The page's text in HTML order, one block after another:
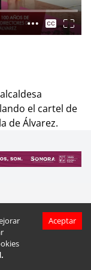
Aceptar
el cartel de
de Álvarez.